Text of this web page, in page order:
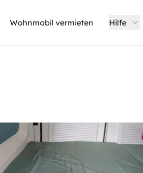
Wohnmobil vermieten Hilfe